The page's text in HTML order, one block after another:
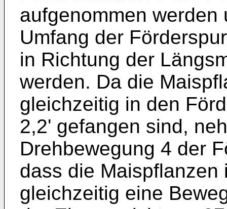
aufgenommen
Umfang der
in Richtung der
werden. Da die
gleichzeitig in den
2,2' gefangen sind,
Drehbewegung 4 der
dass die
gleichzeitig eine